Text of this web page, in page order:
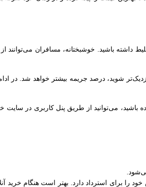
داشته باشید. خوشبختانه، مسافران می‌توانند
شوید، درصد جریمه بیشتر خواهد شد. در
باشید، می‌توانید از طریق پنل کاربری در
استرداد دارد. بهتر است هنگام خرید